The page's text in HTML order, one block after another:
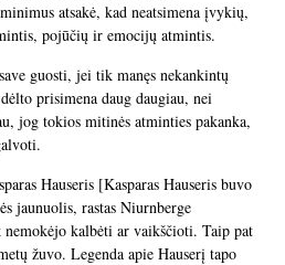
atsakė, kad neatsimena įvykių,
pojūčių ir emocijų atmintis.
guosti, jei tik manęs nekankintų
prisimena daug daugiau, nei
jog tokios mitinės atminties pakanka,
Hauseris [Kasparas Hauseris buvo
jaunuolis, rastas Niurnberge
kalbėti ar vaikščioti. Taip pat
žuvo. Legenda apie Hauserį tapo